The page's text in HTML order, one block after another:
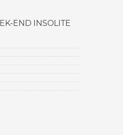
END INSOLITE